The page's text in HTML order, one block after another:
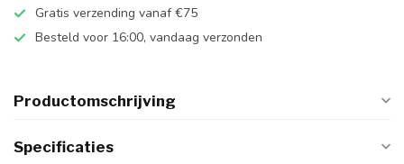
Gratis verzending vanaf €75
Besteld voor 16:00, vandaag verzonden
Productomschrijving
Specificaties